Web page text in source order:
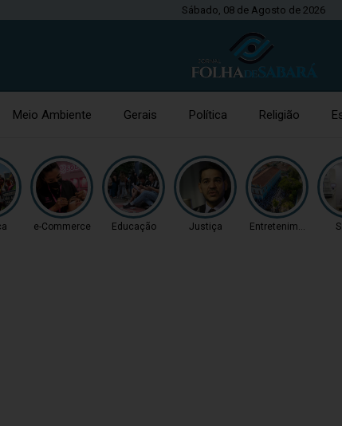
Sábado, 08 de Agosto de 2026
Meio Ambiente Gerais Política Religião
e-Commerce Educação Justiça Entretenimento